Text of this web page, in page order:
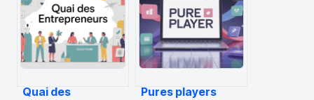
du designer
français
Quai des
Pures players